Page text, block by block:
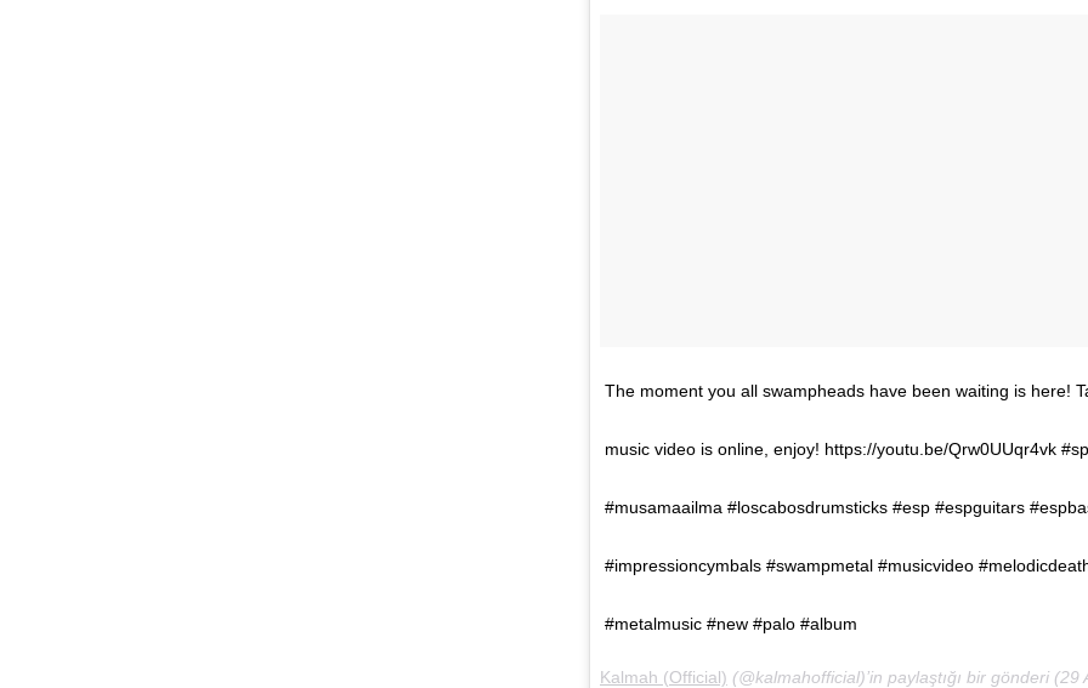
The moment you all swampheads have been waiting is here!
music video is online, enjoy! https://youtu.be/Qrw0UUqr4vk
#musamaailma #loscabosdrumsticks #esp #espguitars
#impressioncymbals #swampmetal #musicvideo
#metalmusic #new #palo #album
Kalmah (Official) (@kalmahofficial)’in paylaştığı bir gönderi (29